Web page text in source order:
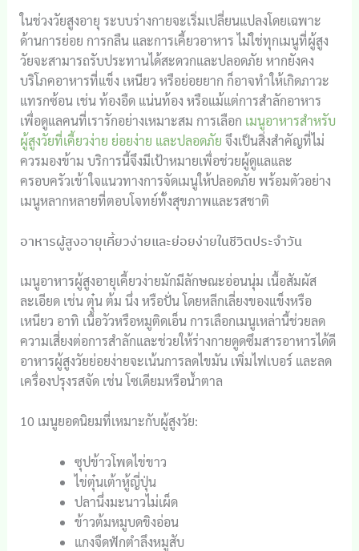
ในช่วงวัยสูงอายุ ระบบร่างกายจะเริ่มเปลี่ยนแปลงโดยเฉพาะ
ด้านการย่อย การกลืน และการเคี้ยวอาหาร ไม่ใช่ทุกเมนูที่ผู้สูง
วัยจะสามารถรับประทานได้สะดวกและปลอดภัย หากยังคง
บริโภคอาหารที่แข็ง เหนียว หรือย่อยยาก ก็อาจทำให้เกิดภาวะ
แทรกซ้อน เช่น ท้องอืด แน่นท้อง หรือแม้แต่การสำลักอาหาร
เพื่อดูแลคนที่เรารักอย่างเหมาะสม การเลือก เมนูอาหารสำหรับ
ผู้สูงวัยที่เคี้ยวง่าย ย่อยง่าย และปลอดภัย จึงเป็นสิ่งสำคัญที่ไม่
ควรมองข้าม บริการนี้จึงมีเป้าหมายเพื่อช่วยผู้ดูแลและ
ครอบครัวเข้าใจแนวทางการจัดเมนูให้ปลอดภัย พร้อมตัวอย่าง
เมนูหลากหลายที่ตอบโจทย์ทั้งสุขภาพและรสชาติ
อาหารผู้สูงอายุเคี้ยวง่ายและย่อยง่ายในชีวิตประจำวัน
เมนูอาหารผู้สูงอายุเคี้ยวง่ายมักมีลักษณะอ่อนนุ่ม เนื้อสัมผัส
ละเอียด เช่น ตุ๋น ต้ม นึ่ง หรือปั่น โดยหลีกเลี่ยงของแข็งหรือ
เหนียว อาทิ เนื้อวัวหรือหมูติดเอ็น การเลือกเมนูเหล่านี้ช่วยลด
ความเสี่ยงต่อการสำลักและช่วยให้ร่างกายดูดซึมสารอาหารได้ดี
อาหารผู้สูงวัยย่อยง่ายจะเน้นการลดไขมัน เพิ่มไฟเบอร์ และลด
เครื่องปรุงรสจัด เช่น โซเดียมหรือน้ำตาล
10 เมนูยอดนิยมที่เหมาะกับผู้สูงวัย:
ซุปข้าวโพดไข่ขาว
ไข่ตุ๋นเต้าหู้ญี่ปุ่น
ปลานึ่งมะนาวไม่เผ็ด
ข้าวต้มหมูบดขิงอ่อน
แกงจืดฟักตำลึงหมูสับ